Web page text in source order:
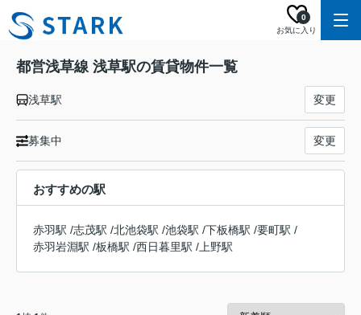
お気に入り
0
都営浅草線 浅草駅の賃貸物件一覧
浅草駅 変更
募集中 変更
おすすめの駅
赤羽駅 /志茂駅 /北池袋駅 /池袋駅 /下板橋駅 /要町駅 /
赤羽岩淵駅 /板橋駅 /西日暮里駅 / 上野駅